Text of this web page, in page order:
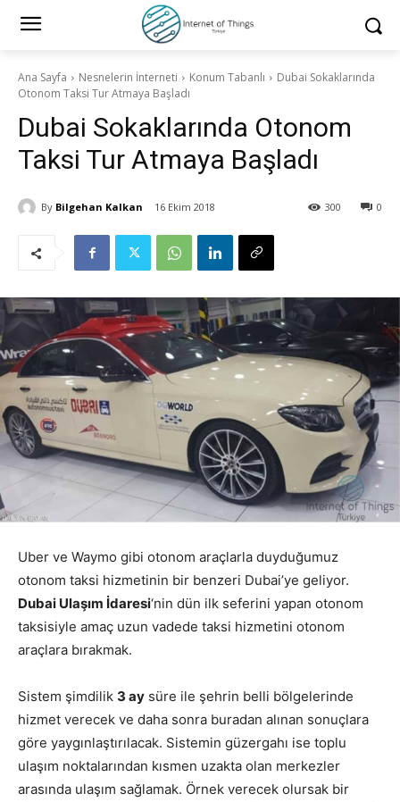
Ana Sayfa Nesnelerin İnterneti Konum Tabanlı
Dubai Sokaklarında
Otonom Taksi Tur Atmaya Başladı
Dubai Sokaklarında Otonom
Taksi Tur Atmaya Başladı
By Bilgehan Kalkan 16 Ekim 2018 0
300
Uber ve Waymo gibi otonom araçlarla duyduğumuz
otonom taksi hizmetinin bir benzeri Dubai’ye geliyor.
Dubai Ulaşım İdaresi‘nin dün ilk seferini yapan otonom
taksisiyle amaç uzun vadede taksi hizmetini otonom
araçlara bırakmak.
Sistem şimdilik 3 ay süre ile şehrin belli bölgelerinde
hizmet verecek ve daha sonra buradan alınan sonuçlara
göre yaygınlaştırılacak. Sistemin güzergahı ise toplu
ulaşım noktalarından kısmen uzakta olan merkezler
arasında ulaşım sağlamak. Örnek verecek olursak bir